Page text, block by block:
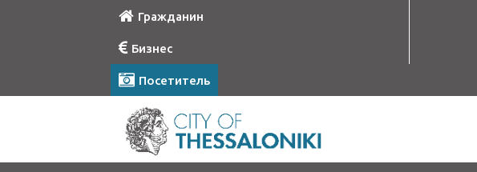
Гражданин
Бизнес
Посетитель